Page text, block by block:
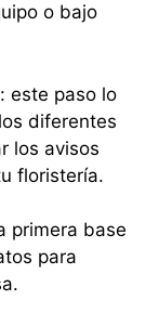
o bajo
este paso lo
diferentes
los avisos
floristería.
primera base
para